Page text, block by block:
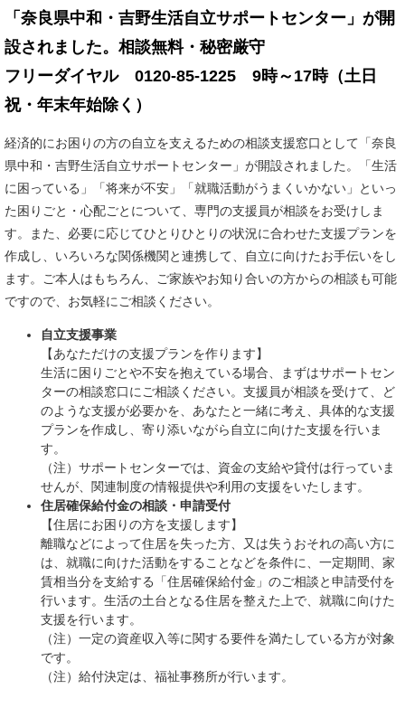
「奈良県中和・吉野生活自立サポートセンター」が開
設されました。相談無料・秘密厳守
フリーダイヤル 0120-85-1225 9時～17時（土日
祝・年末年始除く）
経済的にお困りの方の自立を支えるための相談支援窓口として「奈良
県中和・吉野生活自立サポートセンター」が開設されました。「生活
に困っている」「将来が不安」「就職活動がうまくいかない」といっ
た困りごと・心配ごとについて、専門の支援員が相談をお受けしま
す。また、必要に応じてひとりひとりの状況に合わせた支援プランを
作成し、いろいろな関係機関と連携して、自立に向けたお手伝いをし
ます。ご本人はもちろん、ご家族やお知り合いの方からの相談も可能
ですので、お気軽にご相談ください。
自立支援事業
【あなただけの支援プランを作ります】
生活に困りごとや不安を抱えている場合、まずはサポートセン
ターの相談窓口にご相談ください。支援員が相談を受けて、ど
のような支援が必要かを、あなたと一緒に考え、具体的な支援
プランを作成し、寄り添いながら自立に向けた支援を行いま
す。
（注）サポートセンターでは、資金の支給や貸付は行っていま
せんが、関連制度の情報提供や利用の支援をいたします。
住居確保給付金の相談・申請受付
【住居にお困りの方を支援します】
離職などによって住居を失った方、又は失うおそれの高い方に
は、就職に向けた活動をすることなどを条件に、一定期間、家
賃相当分を支給する「住居確保給付金」のご相談と申請受付を
行います。生活の土台となる住居を整えた上で、就職に向けた
支援を行います。
（注）一定の資産収入等に関する要件を満たしている方が対象
です。
（注）給付決定は、福祉事務所が行います。